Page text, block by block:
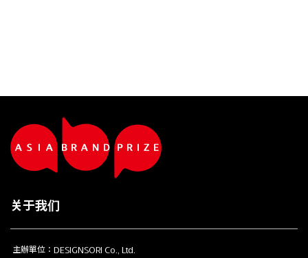
关于我们
主辦單位：DESIGNSORI Co., Ltd.